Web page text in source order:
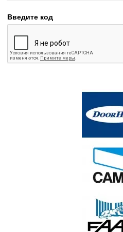
Введите код